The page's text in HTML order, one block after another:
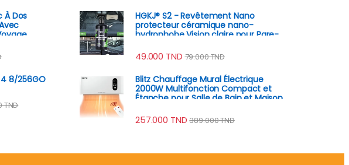
À Dos
4 8/256GO
TND
HGKJ® S2 - Revêtement Nano
protecteur céramique nano-
hydrophobe Vision claire pour Pare-
49.000 TND 79.000TND
Blitz Chauffage Mural Électrique
2000W Multifonction Compact et
Étanche pour Salle de Bain et Maison
257.000 TND 389.000TND